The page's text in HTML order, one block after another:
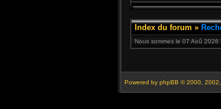
Index du forum »
Nous sommes le 07 Aoû
Powered by phpBB © 2000,